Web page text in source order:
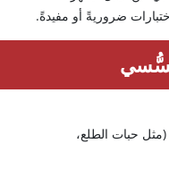
ضروريةً أو مفيدةً.
حبات الطلع،